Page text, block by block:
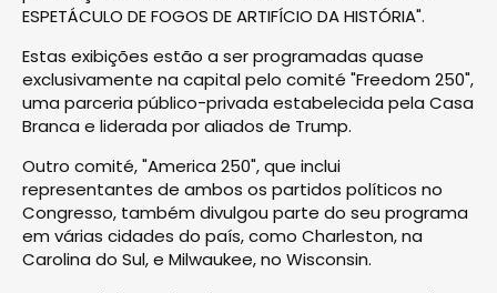
ESPETÁCULO DE FOGOS DE ARTIFÍCIO DA HISTÓRIA".
Estas exibições estão a ser programadas quase
exclusivamente na capital pelo comité "Freedom 250",
uma parceria público-privada estabelecida pela Casa
Branca e liderada por aliados de Trump.
Outro comité, "America 250", que inclui
representantes de ambos os partidos políticos no
Congresso, também divulgou parte do seu programa
em várias cidades do país, como Charleston, na
Carolina do Sul, e Milwaukee, no Wisconsin.